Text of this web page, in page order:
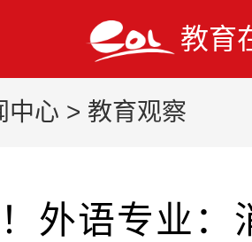
教育
中心 > 教育观察
外语专业：